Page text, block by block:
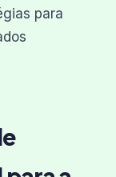
para